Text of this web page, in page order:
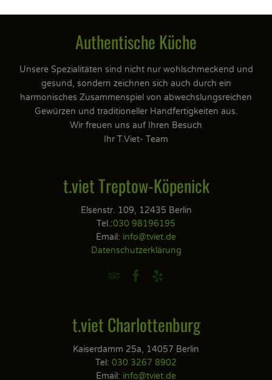
Authentische Küche
Unsere Spezialitäten sind nicht nur wohlschmeckend und
gesund, sondern zeichnen sich auch durch ein
harmonisches Zusammenspiel von abwechslungsreichen
Gewürzen und traditioneller Handfertigkeiten aus.
Wir freuen uns auf Ihren Besuch
Ihr T.Viet- Team
t.viet Treptow-Köpenick
Elsenstr. 109, 12435 Berlin
Tel.:030 98196195
Email: info@tviet.de
Datenschutzerklärung
  
t.viet Charlottenburg
Kaiserdamm 25a, 14057 Berlin
Tel: 030 3267 8902
Email: info@tviet.de